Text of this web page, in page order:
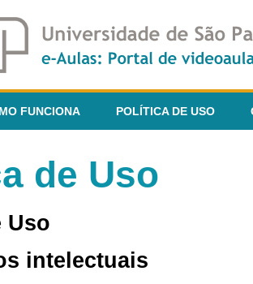
FUNCIONA POLÍTICA DE USO
de Uso
Uso
intelectuais